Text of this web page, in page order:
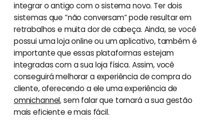
integrar o antigo com o sistema novo. Ter dois
sistemas que “não conversam” pode resultar em
retrabalhos e muita dor de cabeça. Ainda, se você
possui uma loja online ou um aplicativo, também é
importante que essas plataformas estejam
integradas com a sua loja física. Assim, você
conseguirá melhorar a experiência de compra do
cliente, oferecendo a ele uma experiência de
omnichannel, sem falar que tornará a sua gestão
mais eficiente e mais fácil.